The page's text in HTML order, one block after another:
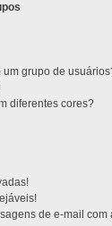
um grupo de
diferentes cores?
de e-mail